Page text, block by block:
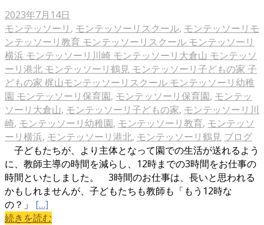
2023年7月14日
モンテッソーリ , モンテッソーリスクール, モンテッソーリモ
ンテッソーリ教育 モンテッソーリスクール モンテッソーリ
横浜 モンテッソーリ川崎 モンテッソーリ大倉山 モンテッソ
ーリ港北 モンテッソーリ鶴見 モンテッソーリ子どもの家 子
どもの家 梶山モンテッソーリスクール モンテッソーリ幼稚
園 モンテッソーリ保育園, モンテッソーリ保育園, モンテッ
ソーリ大倉山, モンテッソーリ子どもの家, モンテッソーリ川
崎, モンテッソーリ幼稚園, モンテッソーリ教育, モンテッソ
ーリ横浜, モンテッソーリ港北, モンテッソーリ鶴見 ブログ
子どもたちが、より主体となって園での生活が送れるよう
に、教師主導の時間を減らし、12時までの3時間をお仕事の
時間といたしました。 3時間のお仕事は、長いと思われる
かもしれませんが、子どもたちも教師も「もう12時な
の？」 […]
続きを読む